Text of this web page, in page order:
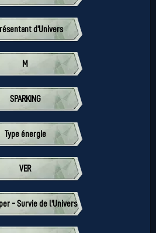
d'Univers
M
SPARKING
Type énergie
VER
- Survie de l'Univers